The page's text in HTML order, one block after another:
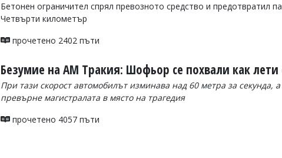
Бетонен ограничител спрял превозното средство и предотвратил
Четвърти километър
прочетено 2402 пъти
Безумие на АМ Тракия: Шофьор се похвали как лети
При тази скорост автомобилът изминава над 60 метра за секунда,
превърне магистралата в място на трагедия
прочетено 4057 пъти